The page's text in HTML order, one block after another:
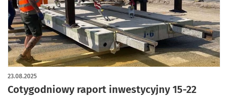
Cotygodniowy raport inwestycyjny 15-22
23.08.2025
artykuł z galerią zdjęć